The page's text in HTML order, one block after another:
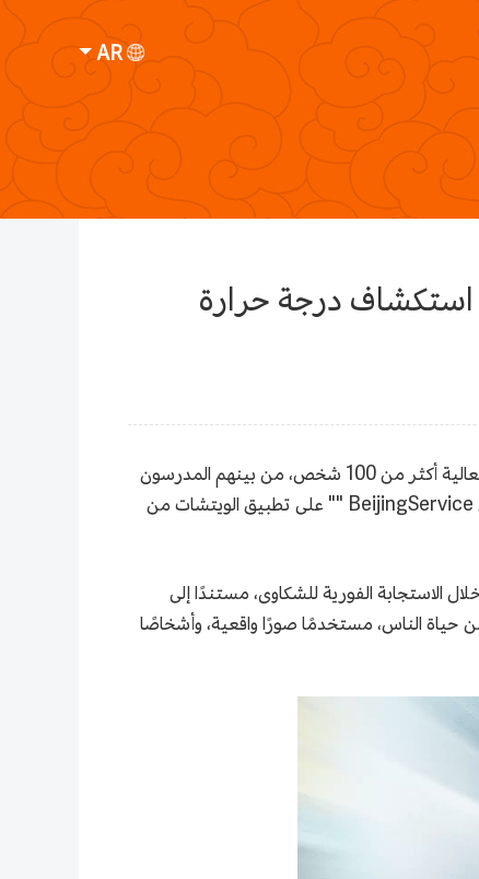
AR
درجة حرارة
في 14 مارس، أقيمت فعالية مشاهدة فيلم "الاستماع إلى صوت بكين" في سينما العاصمة في شي دان جوي سيتي. وشارك في الفعالية أكثر من 100 شخص، من بينهم المدرسون
والطلاب الأجانب من جامعات بكين وممثلو السفارات وممثلو الشركات الأجنبية ومحبو الحساب العام للموقع الإلكتروني الدولي BeijingService "" على تطبيق الويتشات من
خلال الاستجابة الفورية للشكاوى، مستندًا إلى
حياة الناس، مستخدمًا صورًا واقعية، وأشخاصًا